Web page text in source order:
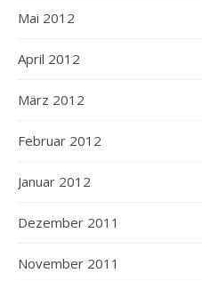
Mai 2012
April 2012
März 2012
Februar 2012
Januar 2012
Dezember 2011
November 2011